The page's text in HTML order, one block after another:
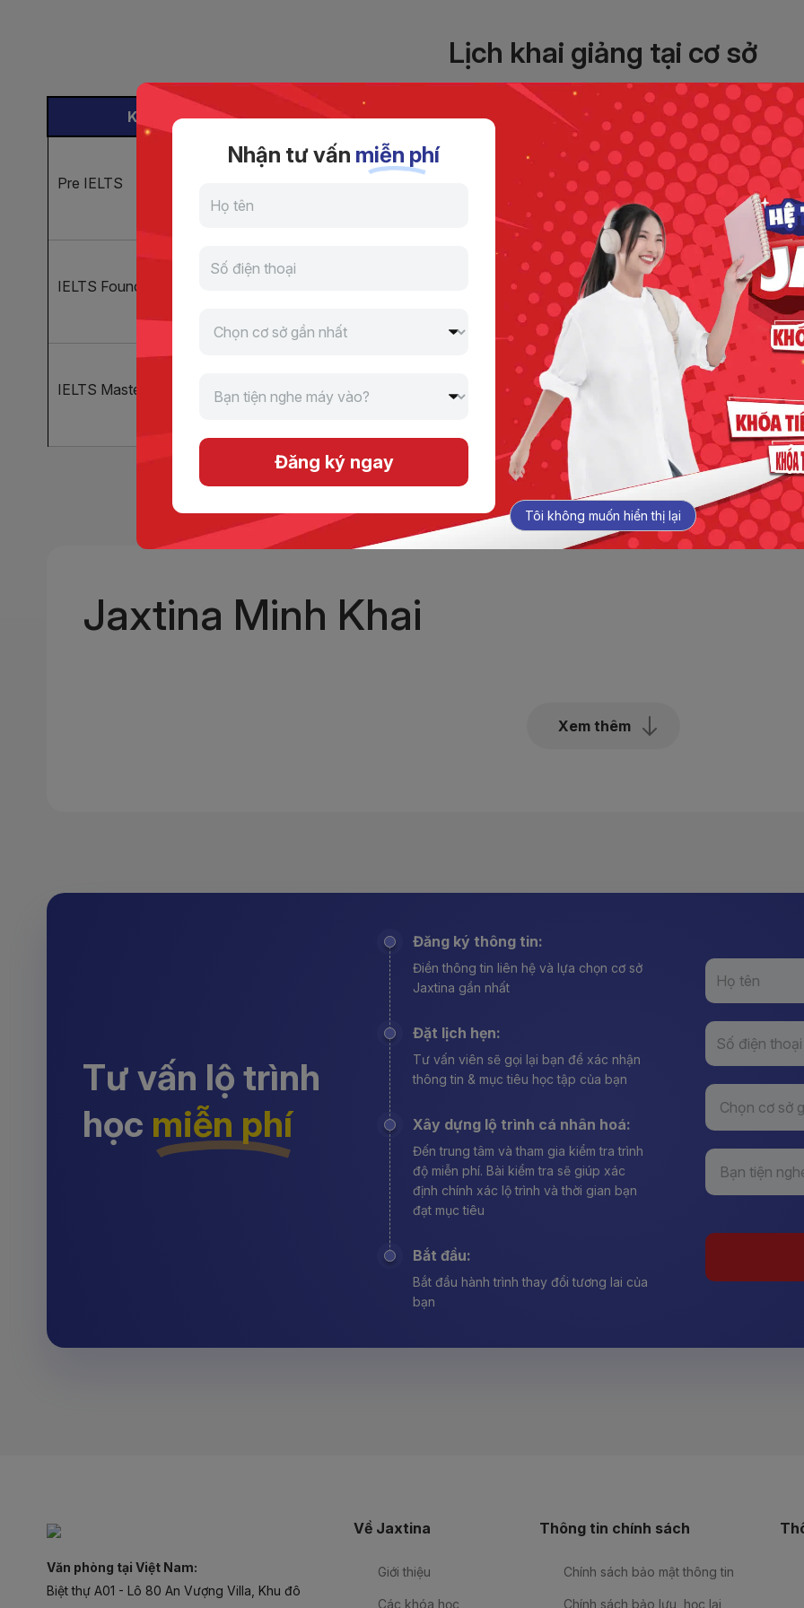
Lịch khai giảng tại cơ sở
Khoá học Lịch học Giờ học Ngày khai giảng
Pre IELTS 18:00 - 20:00 24/06/2026
tại: Jaxtina Minh
IELTS Foundation 2 19:45 - 21:15 23/06/2026
tại: Jaxtina Minh
IELTS Master T3-T5 19:45-21:45 25/06/2026
tại: Jaxtina Minh
Jaxtina Minh Khai
Xem thêm
Tư vấn lộ trình
học miễn phí
Đăng ký thông tin:
Điền thông tin liên hệ và lựa chọn cơ sở
Jaxtina gần nhất
Đặt lịch hẹn:
Tư vấn viên sẽ gọi lại bạn để xác nhận
thông tin & mục tiêu học tập của bạn
Xây dựng lộ trình cá nhân hoá:
Đến trung tâm và tham gia kiểm tra trình
độ miễn phí. Bài kiểm tra sẽ giúp xác
định chính xác lộ trình và thời gian bạn
đạt mục tiêu
Bắt đầu:
Bắt đầu hành trình thay đổi tương lai của
bạn
Văn phòng tại Việt Nam:
Biệt thự A01 - Lô 80 An Vượng Villa, Khu đô
Về Jaxtina
Giới thiệu
Các khóa học
Thông tin chính sách
Chính sách bảo mật thông tin
Chính sách bảo lưu, học lại
Nhận tư vấn miễn phí
Đăng ký ngay
Tôi không muốn hiển thị lại